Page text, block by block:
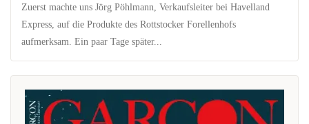
Zuerst machte uns Jörg Pöhlmann, Verkaufsleiter bei Havelland
Express, auf die Produkte des Rottstocker Forellenhofs
aufmerksam. Ein paar Tage später...